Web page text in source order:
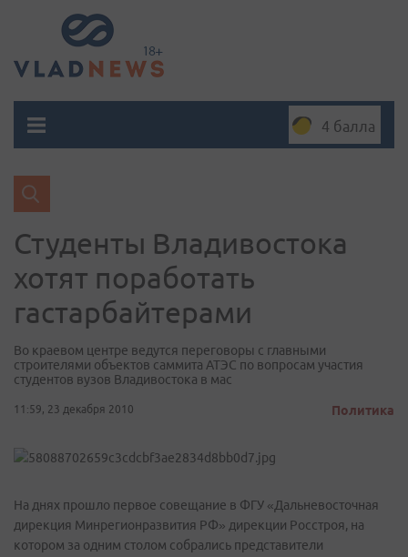
4 балла
Студенты Владивостока
хотят поработать
гастарбайтерами
Во краевом центре ведутся переговоры с главными
строителями объектов саммита АТЭС по вопросам участия
студентов вузов Владивостока в мас
11:59, 23 декабря 2010 Политика
На днях прошло первое совещание в ФГУ «Дальневосточная
дирекция Минрегионразвития РФ» дирекции Росстроя, на
котором за одним столом собрались представители